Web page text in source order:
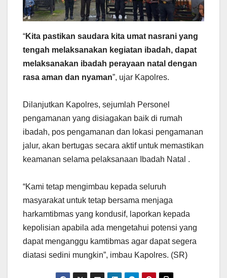
“Kita pastikan saudara kita umat nasrani yang
tengah melaksanakan kegiatan ibadah, dapat
melaksanakan ibadah perayaan natal dengan
rasa aman dan nyaman”, ujar Kapolres.
Dilanjutkan Kapolres, sejumlah Personel
pengamanan yang disiagakan baik di rumah
ibadah, pos pengamanan dan lokasi pengamanan
jalur, akan bertugas secara aktif untuk memastikan
keamanan selama pelaksanaan Ibadah Natal .
“Kami tetap mengimbau kepada seluruh
masyarakat untuk tetap bersama menjaga
harkamtibmas yang kondusif, laporkan kepada
kepolisian apabila ada mengetahui potensi yang
dapat menganggu kamtibmas agar dapat segera
diatasi sedini mungkin”, imbau Kapolres. (SR)